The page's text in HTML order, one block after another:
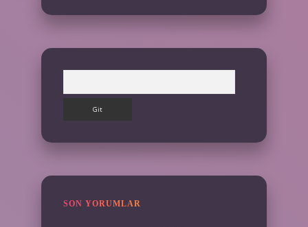
SON YORUMLAR